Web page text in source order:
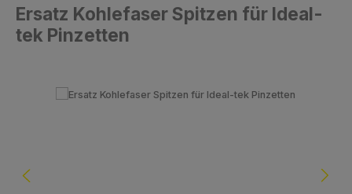
Ersatz Kohlefaser Spitzen für Ideal-
tek Pinzetten
Bildergalerie überspringen